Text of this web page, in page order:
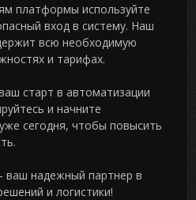
платформы используйте
вход в систему. Наш
всю необходимую
и тарифах.
старт в автоматизации
и начните
сегодня, чтобы повысить
надежный партнер в
и логистики!